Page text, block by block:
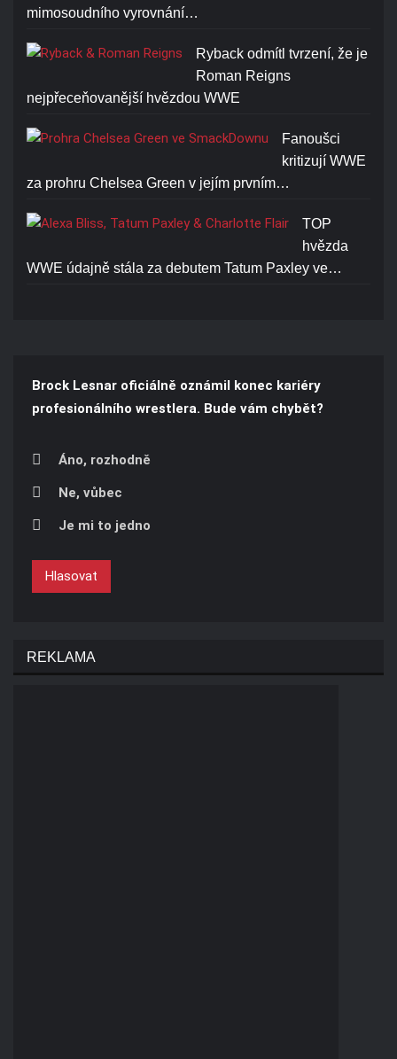
mimosoudního vyrovnání…
Ryback odmítl tvrzení, že je
Roman Reigns
nejpřeceňovanější hvězdou WWE
Fanoušci
kritizují WWE
za prohru Chelsea Green v jejím prvním…
TOP
hvězda
WWE údajně stála za debutem Tatum Paxley ve…
Brock Lesnar oficiálně oznámil konec kariéry
profesionálního wrestlera. Bude vám chybět?
Áno, rozhodně
Ne, vůbec
Je mi to jedno
Hlasovat
REKLAMA